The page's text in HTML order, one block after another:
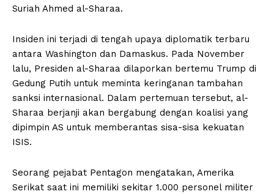
Suriah Ahmed al-Sharaa.
Insiden ini terjadi di tengah upaya diplomatik terbaru
antara Washington dan Damaskus. Pada November
lalu, Presiden al-Sharaa dilaporkan bertemu Trump di
Gedung Putih untuk meminta keringanan tambahan
sanksi internasional. Dalam pertemuan tersebut, al-
Sharaa berjanji akan bergabung dengan koalisi yang
dipimpin AS untuk memberantas sisa-sisa kekuatan
ISIS.
Seorang pejabat Pentagon mengatakan, Amerika
Serikat saat ini memiliki sekitar 1.000 personel militer